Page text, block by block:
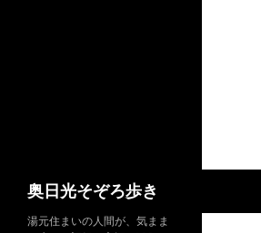
奥日光そぞろ歩き
湯元住まいの人間が、気まま